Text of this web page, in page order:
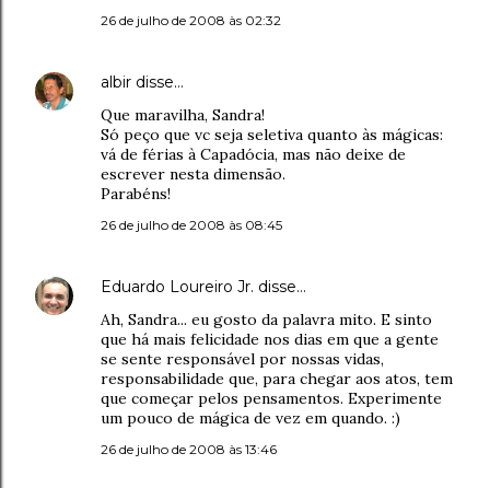
26 de julho de 2008 às 02:32
albir disse…
Que maravilha, Sandra!
Só peço que vc seja seletiva quanto às mágicas:
vá de férias à Capadócia, mas não deixe de
escrever nesta dimensão.
Parabéns!
26 de julho de 2008 às 08:45
Eduardo Loureiro Jr. disse…
Ah, Sandra... eu gosto da palavra mito. E sinto
que há mais felicidade nos dias em que a gente
se sente responsável por nossas vidas,
responsabilidade que, para chegar aos atos, tem
que começar pelos pensamentos. Experimente
um pouco de mágica de vez em quando. :)
26 de julho de 2008 às 13:46